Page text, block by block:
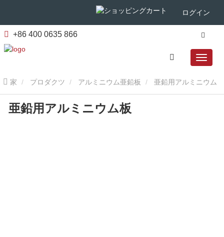
ログイン
+86 400 0635 866
家 プロダクツ アルミニウム亜鉛板
板亜鉛用アルミニウム板